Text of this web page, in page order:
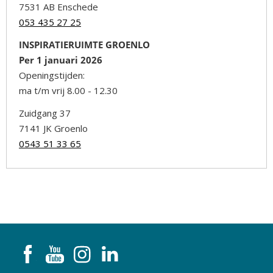
7531 AB Enschede
053 435 27 25
INSPIRATIERUIMTE GROENLO
Per 1 januari 2026
Openingstijden:
ma t/m vrij 8.00 - 12.30
Zuidgang 37
7141 JK Groenlo
0543 51 33 65